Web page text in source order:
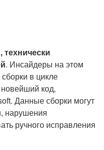
. Инсайдеры на этом
в цикле
новейший код,
Данные сборки могут
нарушения
ручного исправления